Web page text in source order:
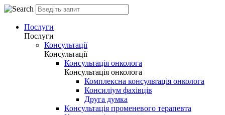
Послуги
Послуги
Консультації
Консультації
Консультація онколога
Консультація онколога
Комплексна консультація онколога
Консиліум фахівців
Друга думка
Консультація променевого терапевта